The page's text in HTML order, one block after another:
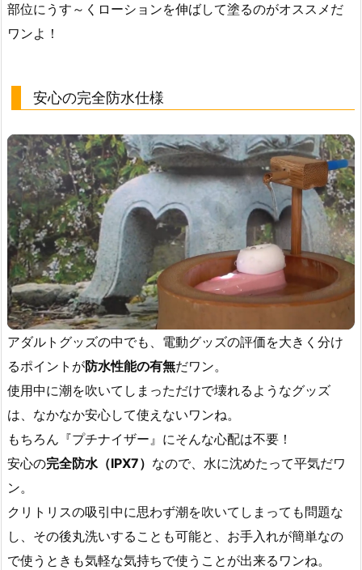
部位にうす～くローションを伸ばして塗るのがオススメだ
ワンよ！
安心の完全防水仕様
アダルトグッズの中でも、電動グッズの評価を大きく分け
るポイントが防水性能の有無だワン。
使用中に潮を吹いてしまっただけで壊れるようなグッズ
は、なかなか安心して使えないワンね。
もちろん『プチナイザー』にそんな心配は不要！
安心の完全防水（IPX7） なので、水に沈めたって平気だワ
ン。
クリトリスの吸引中に思わず潮を吹いてしまっても問題な
し、その後丸洗いすることも可能と、お手入れが簡単なの
で使うときも気軽な気持ちで使うことが出来るワンね。